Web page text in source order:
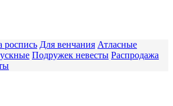
роспись Для венчания Атласные
Подружек невесты Распродажа